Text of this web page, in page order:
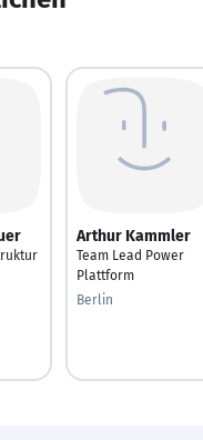
Arthur Kammler
Team Lead Power
Plattform
Berlin